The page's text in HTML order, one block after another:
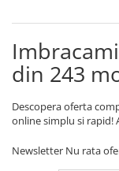
din 243
Descopera oferta
online simplu si rapid!
Newsletter Nu rata